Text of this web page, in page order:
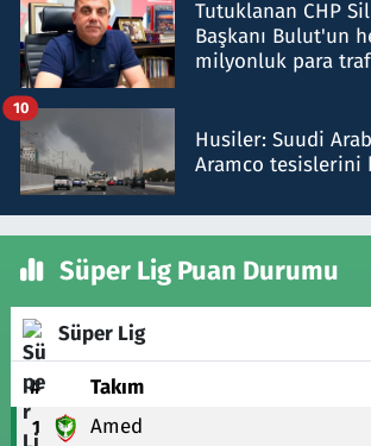
Tutuklanan CHP
Başkanı Bulut'un
milyonluk para
Husiler: Suudi
Aramco tesislerini
10
Süper Lig Puan Durumu
Süper Lig
# Takım
1 Amed